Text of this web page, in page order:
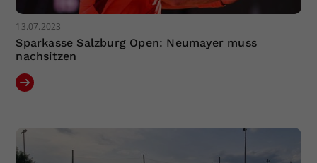
13.07.2023
Sparkasse Salzburg Open: Neumayer muss
nachsitzen